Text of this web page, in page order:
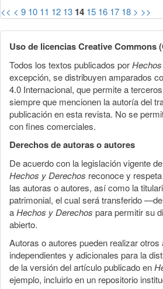
<< < 9 10 11 12 13 14 15 16 17 18 > >>
Uso de licencias Creative Commons
Todos los textos publicados por
excepción, se distribuyen amparados
4.0 Internacional, que permite a
siempre que mencionen la autoría del
publicación en esta revista. No se
con fines comerciales.
Derechos de autoras o autores
De acuerdo con la legislación vigente
Hechos y Derechos reconoce y
las autoras o autores, así como la
patrimonial, el cual será transferido
aHechos y Derechos para permitir su
abierto.
Autoras o autores pueden realizar
independientes y adicionales para la
de la versión del artículo publicado en
ejemplo, incluirlo en un repositorio